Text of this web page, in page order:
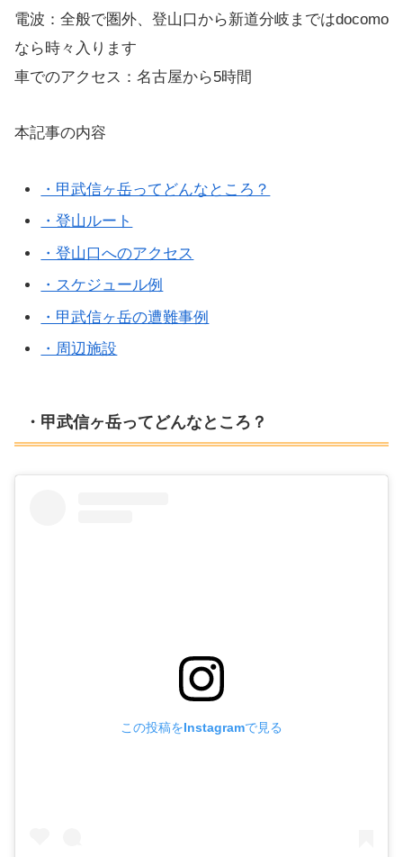
電波：全般で圏外、登山口から新道分岐まではdocomo
なら時々入ります
車でのアクセス：名古屋から5時間
本記事の内容
・甲武信ヶ岳ってどんなところ？
・登山ルート
・登山口へのアクセス
・スケジュール例
・甲武信ヶ岳の遭難事例
・周辺施設
・甲武信ヶ岳ってどんなところ？
この投稿をInstagramで見る